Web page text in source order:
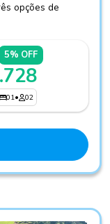
opções de
5% OFF
01• 02